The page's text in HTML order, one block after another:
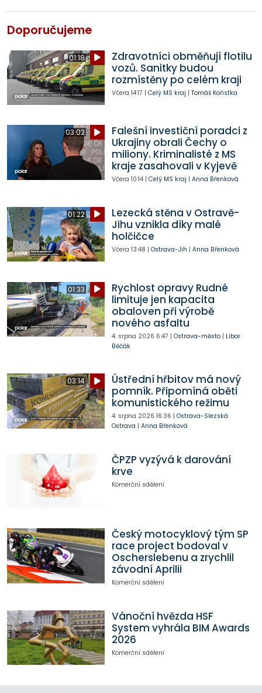
Doporučujeme
01:18
Zdravotníci obměňují flotilu
vozů. Sanitky budou
rozmístěny po celém kraji
Včera 14:17 | Celý MS kraj | Tomáš Kořistka
03:02
Falešní investiční poradci z
Ukrajiny obrali Čechy o
miliony. Kriminalisté z MS
kraje zasahovali v Kyjevě
Včera 10:14| Celý MS kraj | Anna Břenková
01:22
Lezecká stěna v Ostravě-
Jihu vznikla díky malé
holčičce
Včera 13:48 | Ostrava-Jih | Anna Břenková
01:33
Rychlost opravy Rudné
limituje jen kapacita
obaloven při výrobě
nového asfaltu
4. srpna 2026 6:47 | Ostrava-město| Libor
Běčák
03:14
Ústřední hřbitov má nový
pomník. Připomíná oběti
komunistického režimu
4. srpna 2026 16:36 | Ostrava-Slezská
Ostrava | Anna Břenková
ČPZP vyzývá k darování
krve
Komerční sdělení
Český motocyklový tým SP
race project bodoval v
Oscherslebenu a zrychlil
závodní Aprilii
Komerční sdělení
Vánoční hvězda HSF
System vyhrála BIM Awards
2026
Komerční sdělení